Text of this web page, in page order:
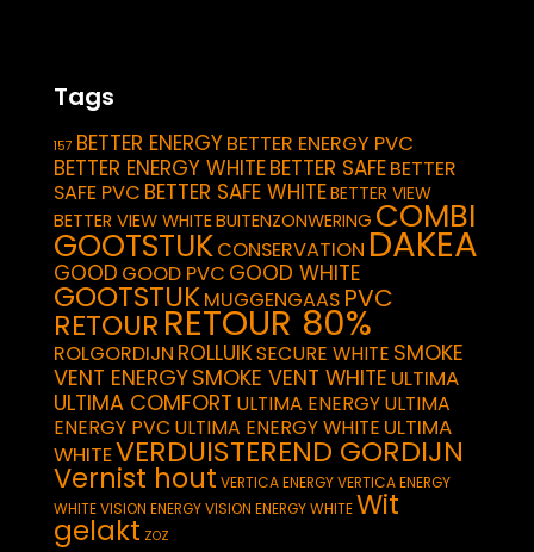
Tags
157 BETTER ENERGYBETTER ENERGY PVC
BETTER ENERGY WHITEBETTER SAFEBETTER
SAFE PVC BETTER SAFE WHITEBETTER VIEW
BETTER VIEW WHITEBUITENZONWERING COMBI
GOOTSTUKCONSERVATION DAKEA
GOOD GOOD PVC GOOD WHITE
GOOTSTUKMUGGENGAAS PVC
RETOUR RETOUR 80%
ROLGORDIJN ROLLUIKSECURE WHITE SMOKE
VENT ENERGYSMOKE VENT WHITE ULTIMA
ULTIMA COMFORT ULTIMA ENERGYULTIMA
ENERGY PVC ULTIMA ENERGY WHITE ULTIMA
WHITEVERDUISTEREND GORDIJN
Vernist hout VERTICA ENERGYVERTICA ENERGY
WHITEVISION ENERGYVISION ENERGY WHITEWit
gelakt ZOZ